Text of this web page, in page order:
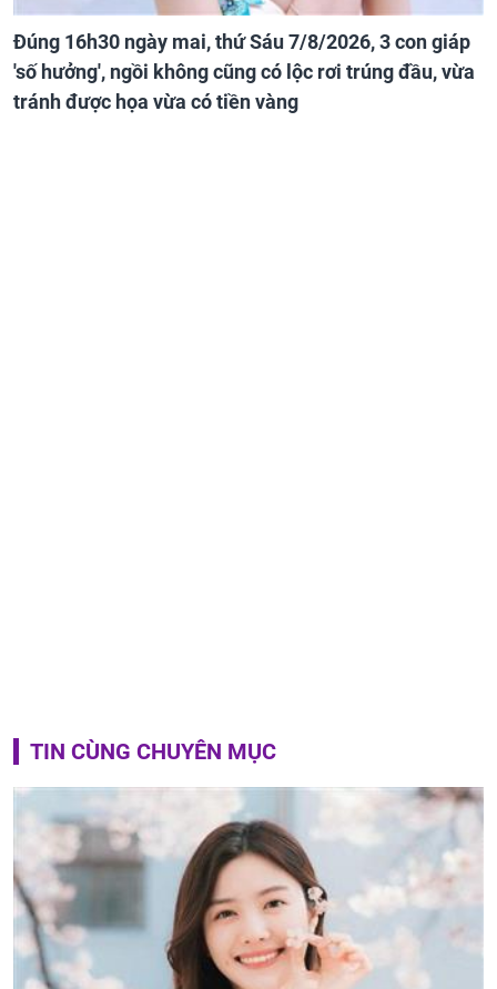
Đúng 16h30 ngày mai, thứ Sáu 7/8/2026, 3 con giáp
'số hưởng', ngồi không cũng có lộc rơi trúng đầu, vừa
tránh được họa vừa có tiền vàng
TIN CÙNG CHUYÊN MỤC